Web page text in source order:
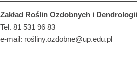
Zakład Roślin Ozdobnych i Dendrologii
Tel. 81 531 96 83
e-mail: rośliny.ozdobne@up.edu.pl